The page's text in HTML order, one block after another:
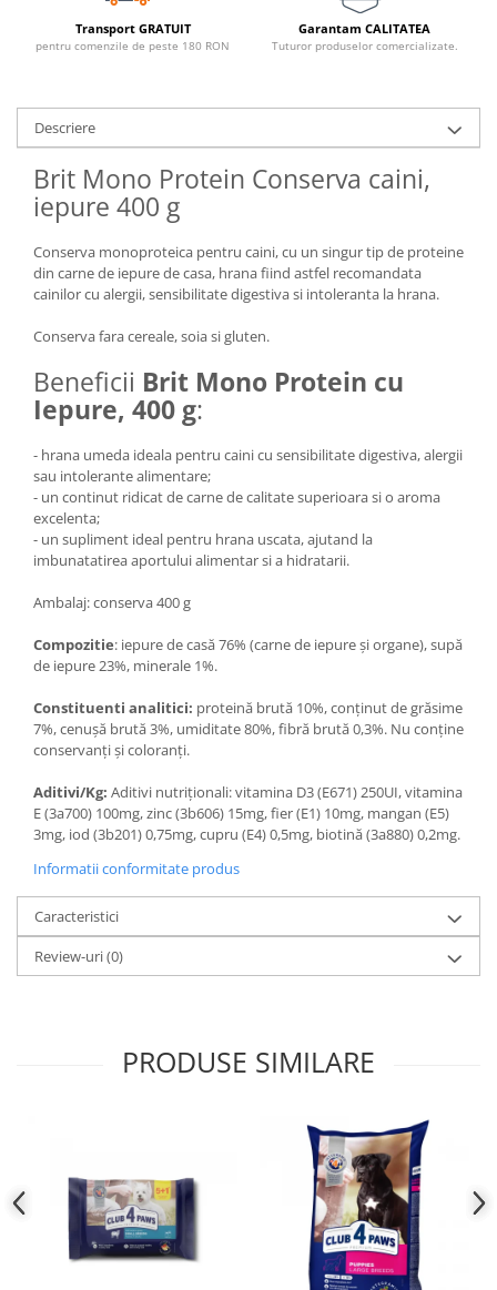
Transport GRATUIT
pentru comenzile de peste 180 RON
Garantam CALITATEA
Tuturor produselor comercializate.
Descriere
Brit Mono Protein Conserva caini,
iepure 400 g
Conserva monoproteica pentru caini, cu un singur tip de proteine
din carne de iepure de casa, hrana fiind astfel recomandata
cainilor cu alergii, sensibilitate digestiva si intoleranta la hrana.
Conserva fara cereale, soia si gluten.
Beneficii Brit Mono Protein cu
Iepure, 400 g:
- hrana umeda ideala pentru caini cu sensibilitate digestiva, alergii
sau intolerante alimentare;
- un continut ridicat de carne de calitate superioara si o aroma
excelenta;
- un supliment ideal pentru hrana uscata, ajutand la
imbunatatirea aportului alimentar si a hidratarii.
Ambalaj: conserva 400 g
Compozitie: iepure de casă 76% (carne de iepure şi organe), supă
de iepure 23%, minerale 1%.
Constituenti analitici: proteină brută 10%, conţinut de grăsime
7%, cenuşă brută 3%, umiditate 80%, fibră brută 0,3%. Nu conţine
conservanţi şi coloranţi.
Aditivi/Kg: Aditivi nutriţionali: vitamina D3 (E671) 250UI, vitamina
E (3a700) 100mg, zinc (3b606) 15mg, fier (E1) 10mg, mangan (E5)
3mg, iod (3b201) 0,75mg, cupru (E4) 0,5mg, biotină (3a880) 0,2mg.
Informatii conformitate produs
Caracteristici
Review-uri(0)
PRODUSE SIMILARE